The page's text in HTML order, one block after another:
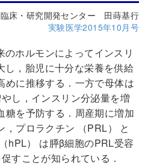
床・研究開発センター 田蒔基行
実験医学2015年10月号
のホルモンによってインスリ
し，胎児に十分な栄養を供給
めに推移する．一方で母体は
し，インスリン分泌量を増
糖を予防する．周産期に増加
プロラクチン （PRL） と
hPL） は膵β細胞のPRL受容
すことが知られている．